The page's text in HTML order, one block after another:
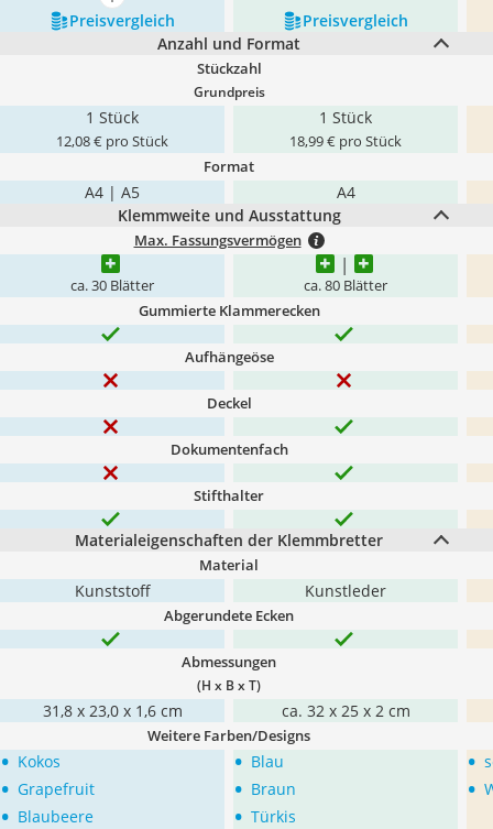
Preis­vergleich
Preis­vergleich
Anzahl und Format
Stückzahl
Grundpreis
1 Stück
12,08 € pro Stück
1 Stück
18,99 € pro Stück
Format
A4 | A5
A4
Klemmweite und Ausstattung
Max. Fassungsvermögen
ca. 30 Blätter ca. 80 Blätter
Gummierte Klammerecken
Aufhängeöse
Deckel
Dokumentenfach
Stifthalter
Materialeigenschaften der Klemmbretter
Material
Kunststoff Kunstleder
Abgerundete Ecken
Abmessungen
(H x B x T)
31,8 x 23,0 x 1,6 cm ca. 32 x 25 x 2 cm
Weitere Farben/Designs
• Kokos
• Grapefruit
• Blaubeere
• Blau
• Braun
• Türkis
•
•